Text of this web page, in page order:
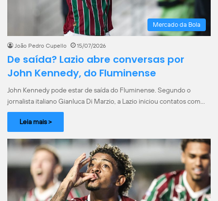
Mercado da Bola
João Pedro Cupello 15/07/2026
De saída? Lazio abre conversas por
John Kennedy, do Fluminense
John Kennedy pode estar de saída do Fluminense. Segundo o
jornalista italiano Gianluca Di Marzio, a Lazio iniciou contatos com…
Leia mais >